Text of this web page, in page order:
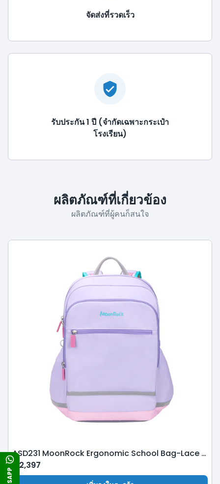
จัดส่งที่รวดเร็ว
รับประกัน 1 ปี (จำกัดเฉพาะกระเป๋า
โรงเรียน)
ผลิตภัณฑ์ที่เกี่ยวข้อง
ผลิตภัณฑ์ที่ผู้คนก็สนใจ
ASD231 MoonRock Ergonomic School Bag-Lace Purple
฿ 2,397